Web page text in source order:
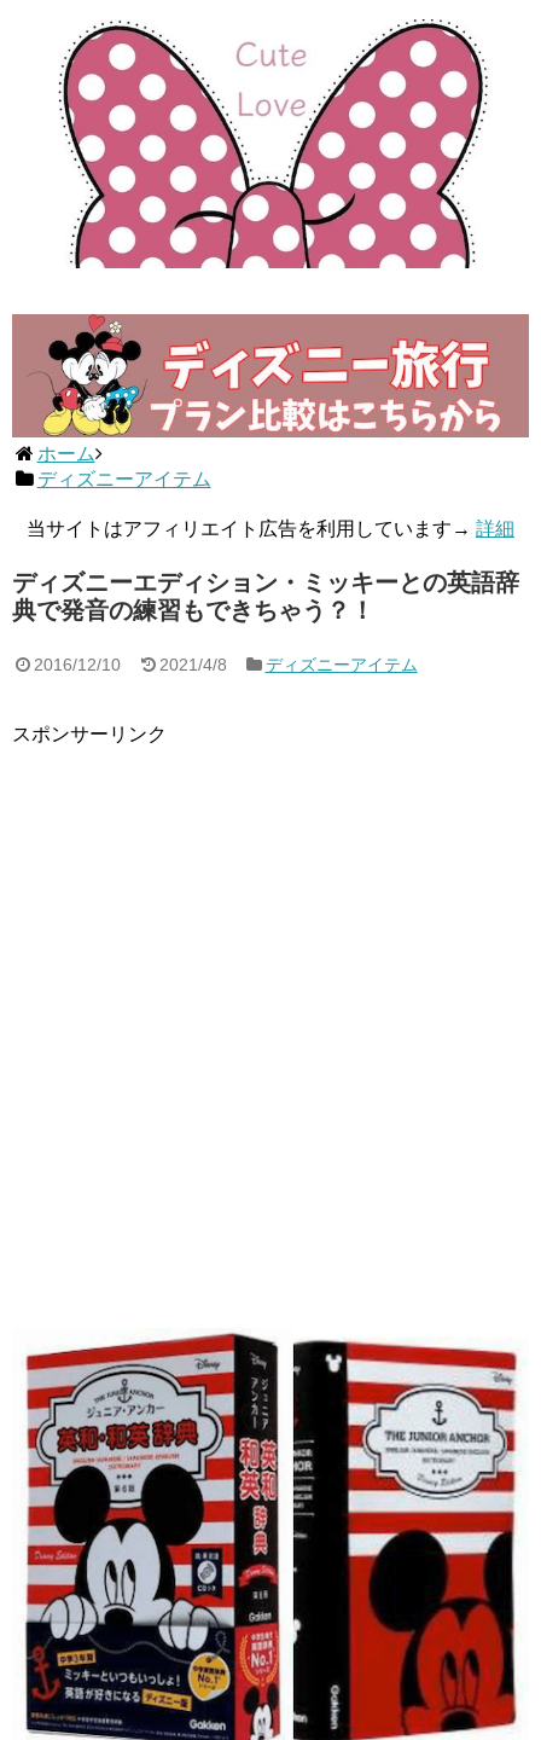
ホーム
ディズニーアイテム
当サイトはアフィリエイト広告を利用しています→ 詳細
ディズニーエディション・ミッキーとの英語辞
典で発音の練習もできちゃう？！
2016/12/10 2021/4/8 ディズニーアイテム
スポンサーリンク